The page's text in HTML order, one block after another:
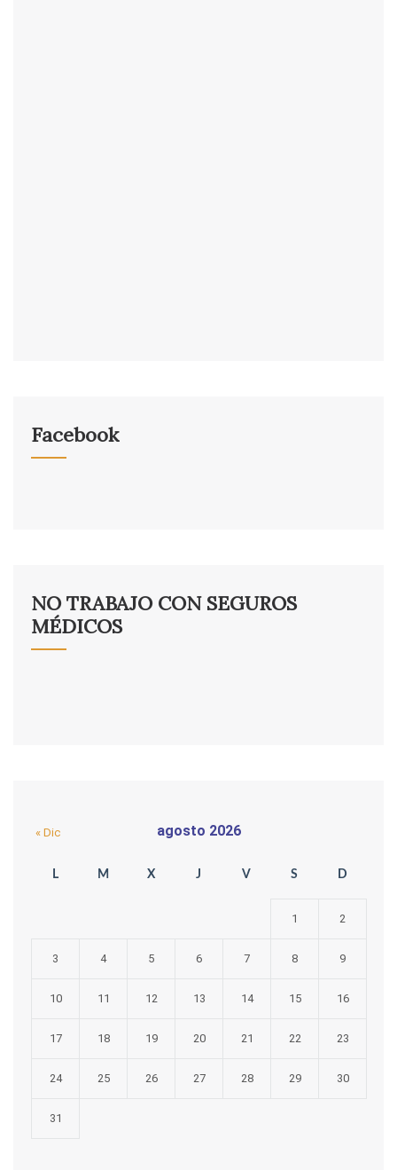
Facebook
NO TRABAJO CON SEGUROS
MÉDICOS
agosto 2026
L M X J V S D
1 2
3 4 5 6 7 8 9
10 11 12 13 14 15 16
17 18 19 20 21 22 23
24 25 26 27 28 29 30
31
« Dic